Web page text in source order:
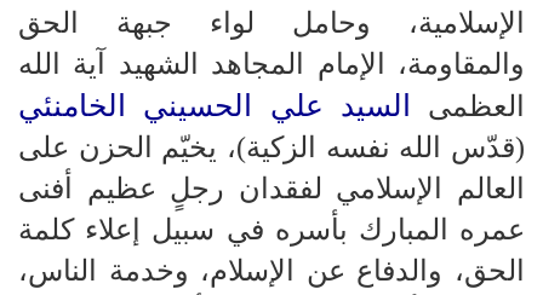
الإسلامية، وحامل لواء جبهة الحق
والمقاومة، الإمام المجاهد الشهيد آية الله
العظمى
السيد علي الحسيني الخامنئي
(قدّس الله نفسه الزكية)، يخيّم الحزن على
العالم الإسلامي لفقدان رجلٍ عظيم أفنى
عمره المبارك بأسره في سبيل إعلاء كلمة
الحق، والدفاع عن الإسلام، وخدمة الناس،